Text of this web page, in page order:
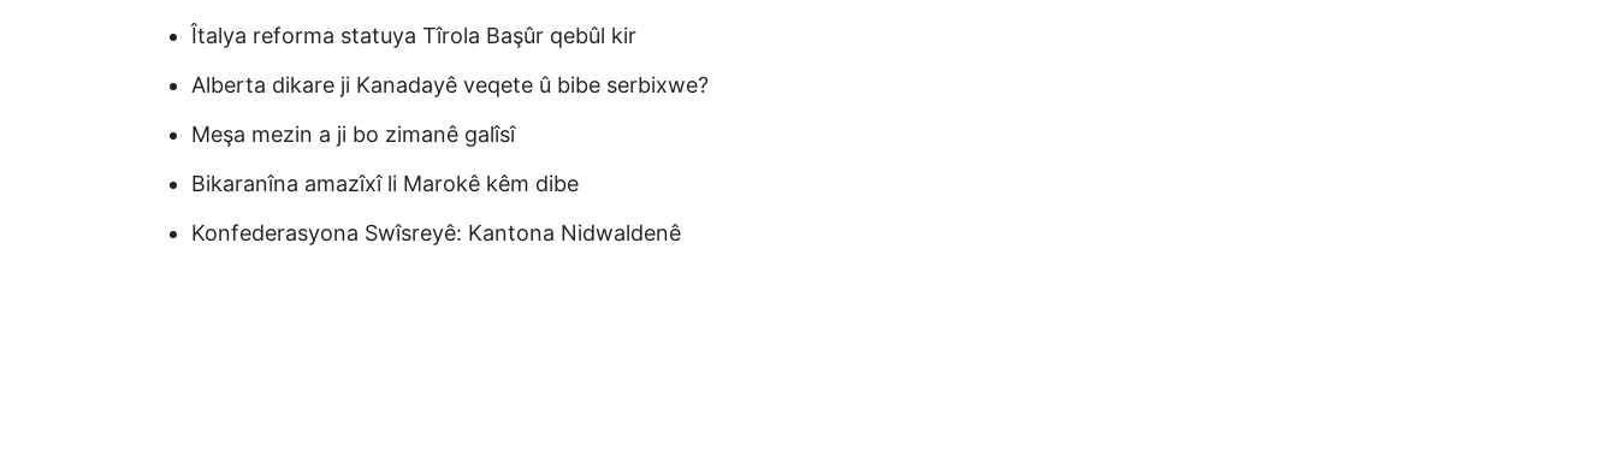
Îtalya reforma statuya Tîrola Başûr qebûl kir
Alberta dikare ji Kanadayê veqete û bibe serbixwe?
Meşa mezin a ji bo zimanê galîsî
Bikaranîna amazîxî li Marokê kêm dibe
Konfederasyona Swîsreyê: Kantona Nidwaldenê